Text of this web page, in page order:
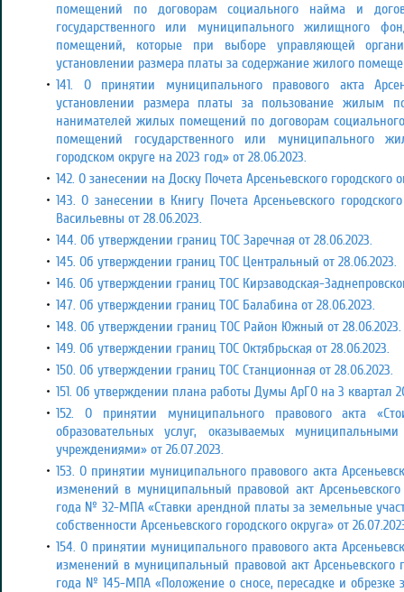
помещений по договорам социального найма и
государственного или муниципального жилищного
помещений, которые при выборе управляющей
установлении размера платы за содержание жилого
141. О принятии муниципального правового акта
установлении размера платы за пользование жилым
нанимателей жилых помещений по договорам
помещений государственного или муниципального
городском округе на 2023 год» от 28.06.2023.
142. О занесении на Доску Почета Арсеньевского городского
143. О занесении в Книгу Почета Арсеньевского
Васильевны от 28.06.2023.
144. Об утверждении границ ТОС Заречная от 28.06.2023.
145. Об утверждении границ ТОС Центральный от 28.06.2023.
146. Об утверждении границ ТОС Кирзаводская-
147. Об утверждении границ ТОС Балабина от 28.06.2023.
148. Об утверждении границ ТОС Район Южный от 28.06.2023.
149. Об утверждении границ ТОС Октябрьская от 28.06.2023.
150. Об утверждении границ ТОС Станционная от 28.06.2023.
151. Об утверждении плана работы Думы АрГО на 3 квартал
152. О принятии муниципального правового акта
образовательных услуг, оказываемых
учреждениями» от 26.07.2023.
153. О принятии муниципального правового акта
изменений в муниципальный правовой акт Арсеньевского
года № 32-МПА «Ставки арендной платы за земельные
собственности Арсеньевского городского округа» от
154. О принятии муниципального правового акта
изменений в муниципальный правовой акт Арсеньевского
года № 145-МПА «Положение о сносе, пересадке и обрезке